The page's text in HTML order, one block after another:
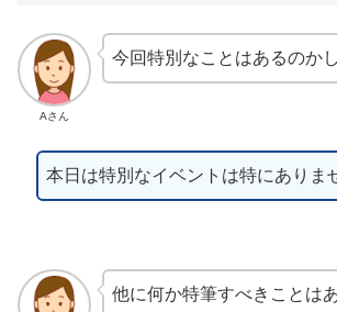
Aさん
今回特別なことはあるのか
本日は特別なイベントは特にありま
他に何か特筆すべきことは